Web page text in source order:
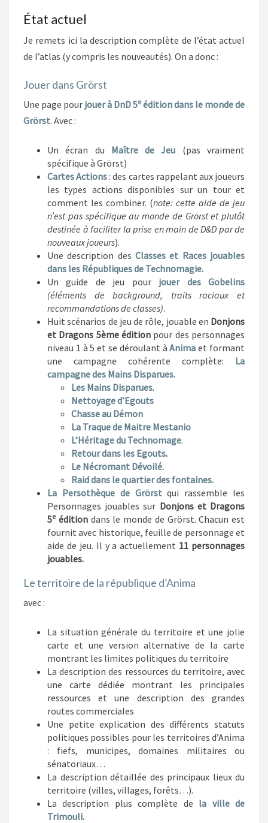
État actuel
Je remets ici la description complète de l’état actuel
de l’atlas (y compris les nouveautés). On a donc :
Jouer dans Grörst
Une page pour jouer à DnD 5eédition dans le monde de
Grörst. Avec :
Un écran du Maître de Jeu (pas vraiment
spécifique à Grörst)
Cartes Actions: des cartes rappelant aux joueurs
les types actions disponibles sur un tour et
comment les combiner. (note: cette aide de jeu
n’est pas spécifique au monde de Grörst et plutôt
destinée à faciliter la prise en main de D&D par de
nouveaux joueurs).
Une description des Classes et Races jouables
dans les Républiques de Technomagie.
Un guide de jeu pour jouer des Gobelins
(éléments de background, traits raciaux et
recommandations de classes).
Huit scénarios de jeu de rôle, jouable en Donjons
et Dragons 5ème édition pour des personnages
niveau 1 à 5 et se déroulant àAnima et formant
une campagne cohérente complète: La
campagne des Mains Disparues.
Les Mains Disparues.
Nettoyage d’Egouts
Chasse au Démon
La Traque de Maitre Mestanio
L’Héritage du Technomage.
Retour dans les Egouts.
Le Nécromant Dévoilé.
Raid dans le quartier des fontaines.
La Persothèque de Grörstqui rassemble les
Personnages jouables sur Donjons et Dragons
5eéditiondans le monde de Grörst. Chacun est
fournit avec historique, feuille de personnage et
aide de jeu. Il y a actuellement 11 personnages
jouables.
Le territoire de la république d’Anima
avec :
La situation générale du territoire et une jolie
carte et une version alternative de la carte
montrant les limites politiques du territoire
La description des ressources du territoire, avec
une carte dédiée montrant les principales
ressources et une description des grandes
routes commerciales
Une petite explication des différents statuts
politiques possibles pour les territoires d’Anima
: fiefs, municipes, domaines militaires ou
sénatoriaux…
La description détaillée des principaux lieux du
territoire (villes, villages, forêts…).
La description plus complète de la ville de
Trimouli.